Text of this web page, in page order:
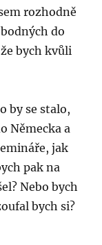
rozhodně
do
bych kvůli
by se stalo,
Německa a
jak
pak na
Nebo bych
bych si?